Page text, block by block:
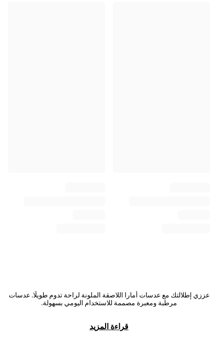
عززي إطلالتك مع عدسات أمارا اللاصقة الملونة لراحة تدوم طويلًا. عدسات
مرطبة ومعبرة مصممة للاستخدام اليومي بسهولة.
قراءة المزيد